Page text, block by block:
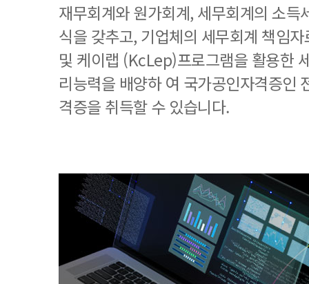
재무회계와 원가회계, 세무회계의 소득
식을 갖추고, 기업체의 세무회계 책임
및 케이랩 (KcLep)프로그램을 활용한
리능력을 배양하 여 국가공인자격증인
격증을 취득할 수 있습니다.